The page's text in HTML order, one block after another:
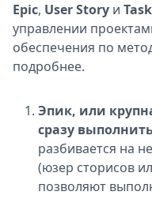
Epic, User Story и Task
управлении
обеспечения по
подробнее.
Эпик, или
сразу
разбивается на
(юзер сторисов
позволяют